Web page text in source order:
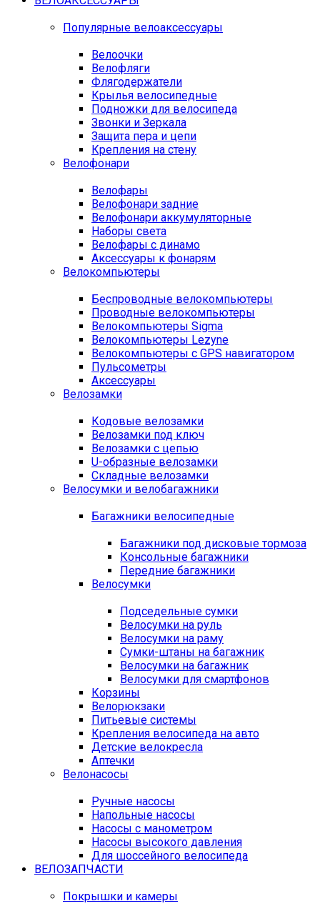
Популярные велоаксессуары
Велоочки
Велофляги
Флягодержатели
Крылья велосипедные
Подножки для велосипеда
Звонки и Зеркала
Защита пера и цепи
Крепления на стену
Велофонари
Велофары
Велофонари задние
Велофонари аккумуляторные
Наборы света
Велофары с динамо
Аксессуары к фонарям
Велокомпьютеры
Беспроводные велокомпьютеры
Проводные велокомпьютеры
Велокомпьютеры Sigma
Велокомпьютеры Lezyne
Велокомпьютеры с GPS навигатором
Пульсометры
Аксессуары
Велозамки
Кодовые велозамки
Велозамки под ключ
Велозамки с цепью
U-образные велозамки
Складные велозамки
Велосумки и велобагажники
Багажники велосипедные
Багажники под дисковые тормоза
Консольные багажники
Передние багажники
Велосумки
Подседельные сумки
Велосумки на руль
Велосумки на раму
Сумки-штаны на багажник
Велосумки на багажник
Велосумки для смартфонов
Корзины
Велорюкзаки
Питьевые системы
Крепления велосипеда на авто
Детские велокресла
Аптечки
Велонасосы
Ручные насосы
Напольные насосы
Насосы с манометром
Насосы высокого давления
Для шоссейного велосипеда
ВЕЛОЗАПЧАСТИ
Покрышки и камеры